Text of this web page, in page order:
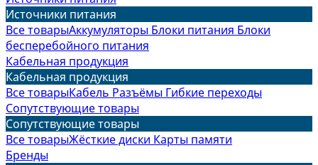
Источники питания
Все товарыАккумуляторы Блоки питания Блоки
бесперебойного питания
Кабельная продукция
Кабельная продукция
Все товарыКабель Разъёмы Гибкие переходы
Сопутствующие товары
Сопутствующие товары
Все товарыЖёсткие диски Карты памяти
Бренды